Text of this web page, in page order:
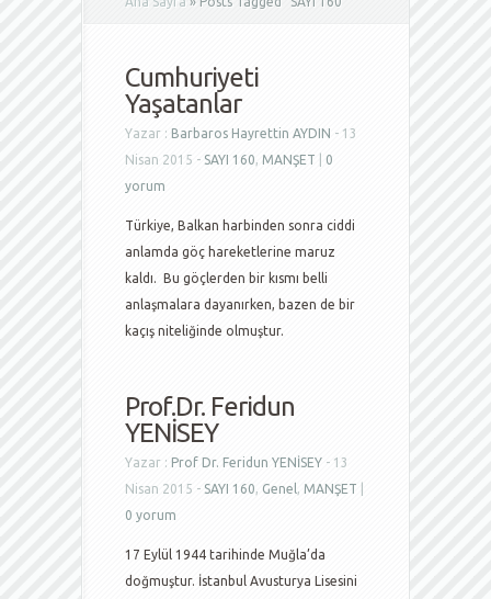
Cumhuriyeti
Yaşatanlar
Yazar : Barbaros Hayrettin AYDIN - 13
Nisan 2015 - SAYI 160, MANŞET
0
yorum
Türkiye, Balkan harbinden sonra ciddi
anlamda göç hareketlerine maruz
kaldı. Bu göçlerden bir kısmı belli
anlaşmalara dayanırken, bazen de bir
kaçış niteliğinde olmuştur.
Prof.Dr. Feridun
YENİSEY
Yazar : Prof Dr. Feridun YENİSEY - 13
Nisan 2015 - SAYI 160, Genel , MANŞET
0 yorum
17 Eylül 1944 tarihinde Muğla’da
doğmuştur. İstanbul Avusturya Lisesini